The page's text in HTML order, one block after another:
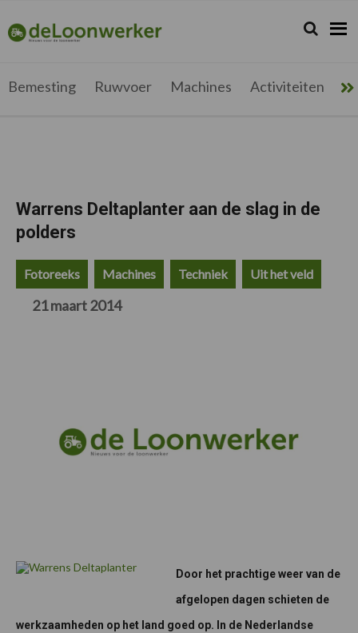
de
hoofdnavigatie
de
hoofd
de
eerste
de
voettekst
deloonwerker.be Zoeken...
Zoek
Bemesting Ruwvoer Machines Activiteiten
Warrens Deltaplanter aan de slag in de
polders
Fotoreeks Machines Techniek Uit het veld
21 maart 2014
Door het prachtige weer van de
afgelopen dagen schieten de
werkzaamheden op het land goed op. In de Nederlandse